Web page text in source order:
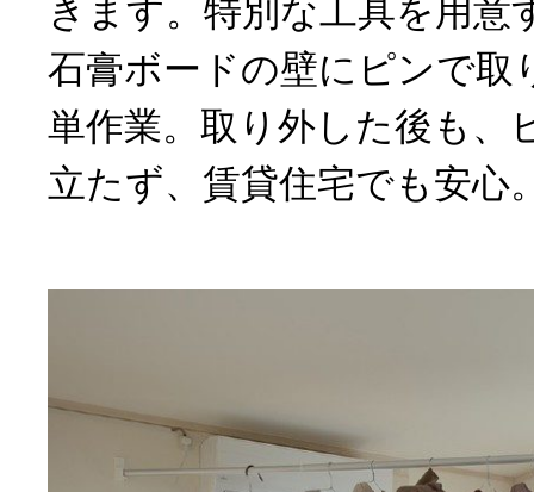
きます。特別な工具を用意
石膏ボードの壁にピンで取
単作業。取り外した後も、
立たず、賃貸住宅でも安心